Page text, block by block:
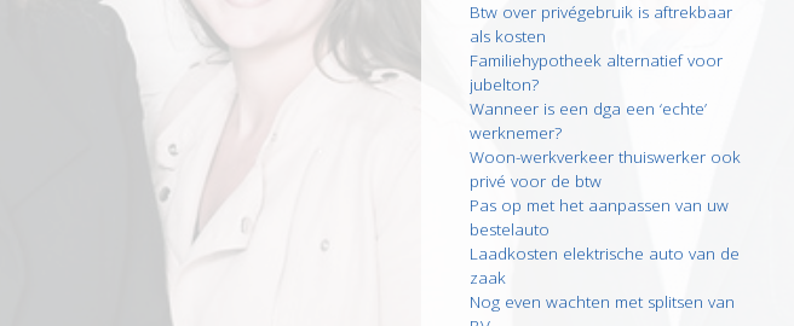
Btw over privégebruik is aftrekbaar
als kosten
Familiehypotheek alternatief voor
jubelton?
Wanneer is een dga een ‘echte’
werknemer?
Woon-werkverkeer thuiswerker ook
privé voor de btw
Pas op met het aanpassen van uw
bestelauto
Laadkosten elektrische auto van de
zaak
Nog even wachten met splitsen van